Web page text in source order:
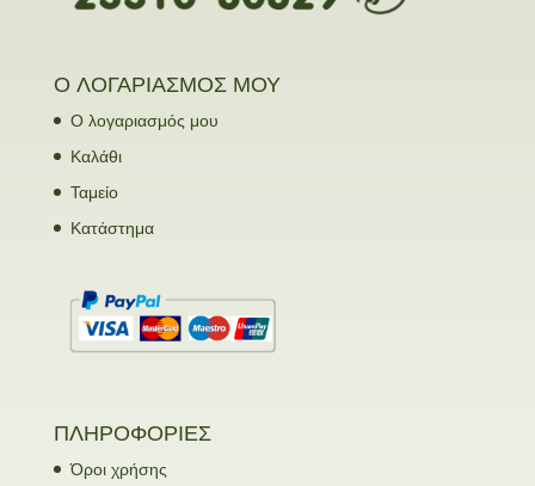
Ο ΛΟΓΑΡΙΑΣΜΟΣ ΜΟΥ
Ο λογαριασμός μου
Καλάθι
Ταμείο
Κατάστημα
ΠΛΗΡΟΦΟΡΙΕΣ
Όροι χρήσης